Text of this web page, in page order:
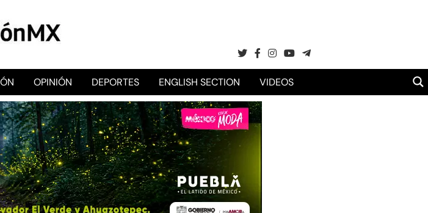
OPINIÓN DEPORTES ENGLISH SECTION VIDEOS